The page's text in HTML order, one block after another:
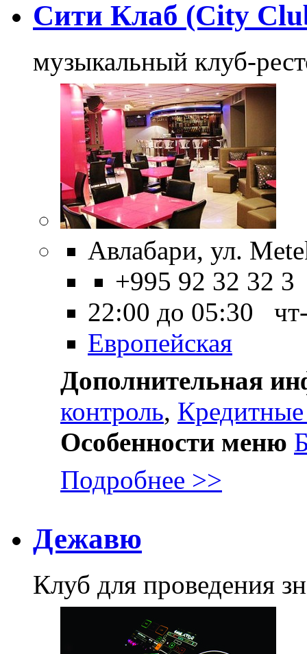
Сити Клаб (City
музыкальный клуб-
Авлабари, ул.
+995 92 32 32 3
22:00 до 05:30
Европейская
Дополнительная
контроль,
Особенности меню
Подробнее >>
Дежавю
Клуб для проведения